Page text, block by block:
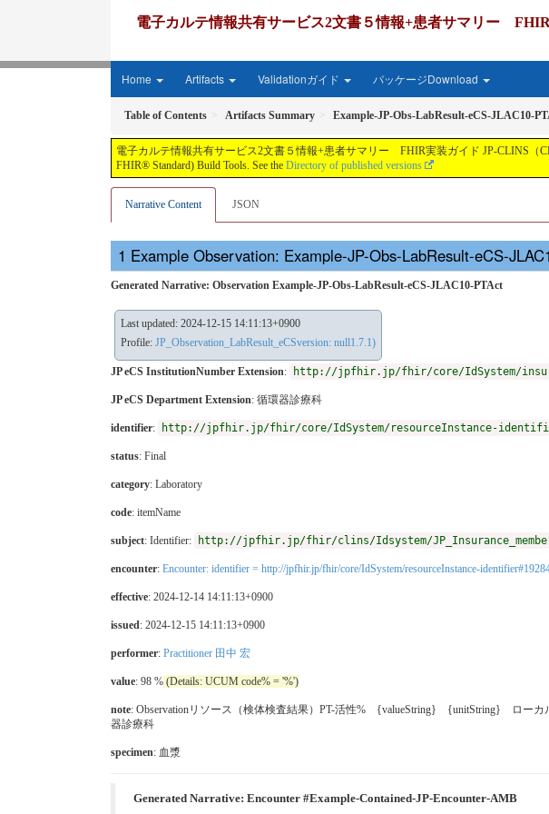
電子カルテ情報共有サービス2文書５情報+患者サマリー
Home Artifacts Validationガイド パッケージDownload
Table of Contents Artifacts Summary Example-JP-Obs-LabResult-eCS-JLAC10-
電子カルテ情報共有サービス2文書５情報+患者サマリー FHIR実装ガイド JP-CLINS（
FHIR® Standard) Build Tools. See the Directory of published versions
Narrative Content JSON
Example Observation: Example-JP-Obs-LabResult-eCS-
Generated Narrative: Observation Example-JP-Obs-LabResult-eCS-JLAC10-PTAct
Last updated: 2024-12-15 14:11:13+0900
Profile: JP_Observation_LabResult_eCSversion: null1.7.1)
JP eCS InstitutionNumber Extension: http://jpfhir.jp/fhir/core/IdSystem/
JP eCS Department Extension: 循環器診療科
identifier: http://jpfhir.jp/fhir/core/IdSystem/resourceInstance-
status: Final
category: Laboratory
code: itemName
subject: Identifier: http://jpfhir.jp/fhir/clins/Idsystem/
encounter: Encounter: identifier = http://jpfhir.jp/fhir/core/IdSystem/resourceInstance-
effective: 2024-12-14 14:11:13+0900
issued: 2024-12-15 14:11:13+0900
performer: Practitioner 田中 宏
value: 98 % (Details: UCUM code% = '%')
note: Observationリソース（検体検査結果）PT-活性% {valueString} {unitString} ローカ
器診療科
specimen: 血漿
Generated Narrative: Encounter #Example-Contained-JP-Encounter-AMB